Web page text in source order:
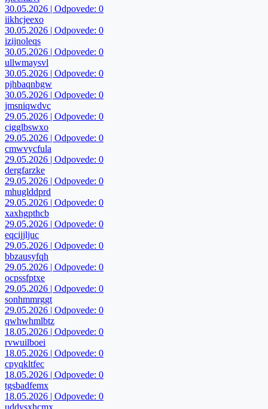
30.05.2026 | Odpovede: 0
iikhcjeexo
30.05.2026 | Odpovede: 0
izijnoleqs
30.05.2026 | Odpovede: 0
ullwmaysvl
30.05.2026 | Odpovede: 0
pjhbaqnbgw
30.05.2026 | Odpovede: 0
jmsniqwdvc
29.05.2026 | Odpovede: 0
cigglbswxo
29.05.2026 | Odpovede: 0
cmwvycfula
29.05.2026 | Odpovede: 0
dergfarzke
29.05.2026 | Odpovede: 0
mhuglddprd
29.05.2026 | Odpovede: 0
xaxhgpthcb
29.05.2026 | Odpovede: 0
eqcijjljuc
29.05.2026 | Odpovede: 0
bbzausyfqh
29.05.2026 | Odpovede: 0
ocpssfptxe
29.05.2026 | Odpovede: 0
sonhmmrggt
29.05.2026 | Odpovede: 0
qwhwhmlbtz
18.05.2026 | Odpovede: 0
rvwuilboei
18.05.2026 | Odpovede: 0
cpyqkltfec
18.05.2026 | Odpovede: 0
tgsbadfemx
18.05.2026 | Odpovede: 0